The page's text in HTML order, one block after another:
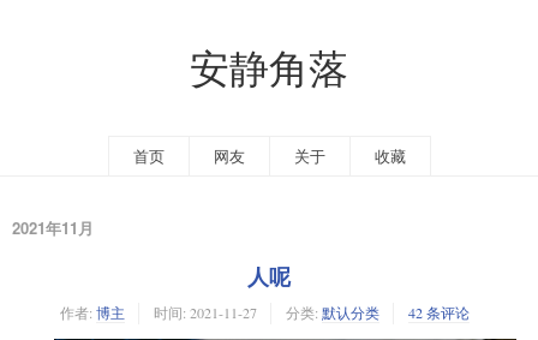
安静角落
首页 网友 关于 收藏
2021年11月
人呢
作者: 博主 时间: 2021-11-27 分类: 默认分类 42 条评论